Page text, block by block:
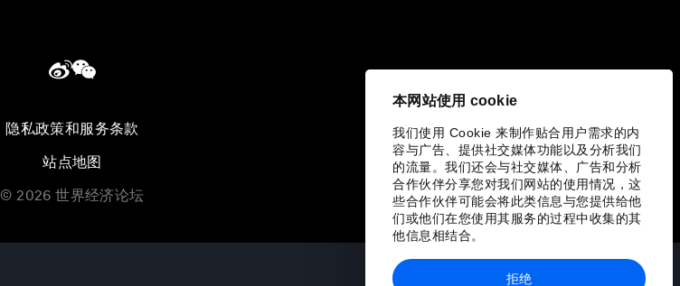
本网站使用 cookie
我们使用 Cookie 来制作贴合用户需求的内
容与广告、提供社交媒体功能以及分析我们
的流量。我们还会与社交媒体、广告和分析
合作伙伴分享您对我们网站的使用情况，这
些合作伙伴可能会将此类信息与您提供给他
们或他们在您使用其服务的过程中收集的其
他信息相结合。
拒绝
隐私政策和服务条款
站点地图
© 2026 世界经济论坛